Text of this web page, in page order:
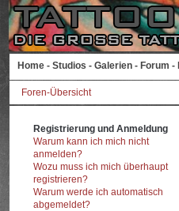
Home - Studios - Galerien - Forum -
Foren-Übersicht
Registrierung und Anmeldung
Warum kann ich mich nicht
anmelden?
Wozu muss ich mich überhaupt
registrieren?
Warum werde ich automatisch
abgemeldet?